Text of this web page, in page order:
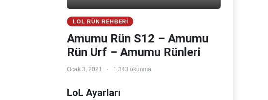
LOL RÜN REHBERI
Amumu Rün S12 – Amumu
Rün Urf – Amumu Rünleri
Ocak 3, 2021 1,343 okunma
LoL Ayarları